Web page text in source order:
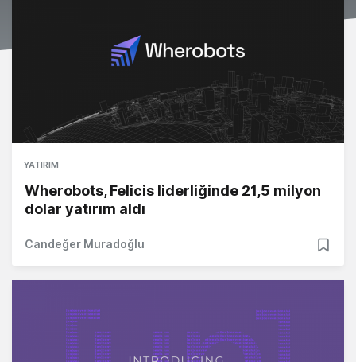
YATIRIM
Wherobots, Felicis liderliğinde 21,5 milyon
dolar yatırım aldı
Candeğer Muradoğlu